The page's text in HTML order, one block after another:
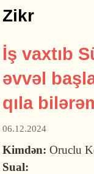
Zikr
İş vaxtıb
əvvəl
qıla
06.12.2024
Kimdən:Oruclu
Sual: